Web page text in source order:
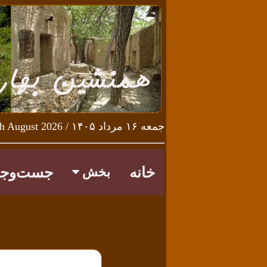
جمعه ۱۶ مرداد ۱۴۰۵ / Friday 7th August 2026
خانه بخش